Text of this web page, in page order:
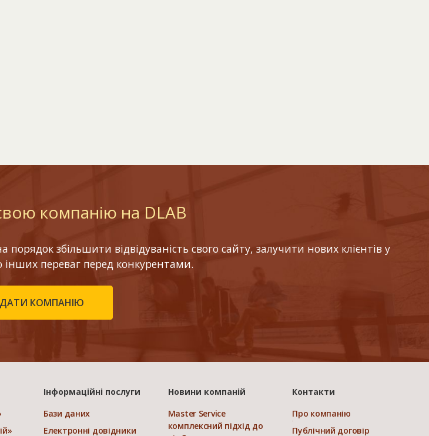
компанію на DLAB
збільшити відвідуваність свого сайту, залучити нових клієнтів у
інших переваг перед конкурентами.
КОМПАНІЮ
Інформаційні послуги
Бази даних
Електронні довідники
Новини компаній
Master Service
комплексний підхід до
Контакти
Про компанію
Публічний договір